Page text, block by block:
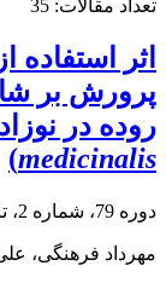
تعداد مقالات: 35
اثر
پرورش بر
روده در
medicinalis
)
دوره 79، شماره 2، تابستان 1405، صفحه
مهرداد فرهنگی،